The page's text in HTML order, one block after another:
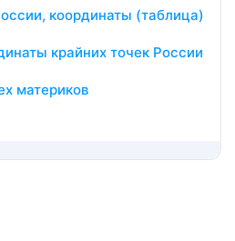
координаты (таблица)
крайних точек России
материков